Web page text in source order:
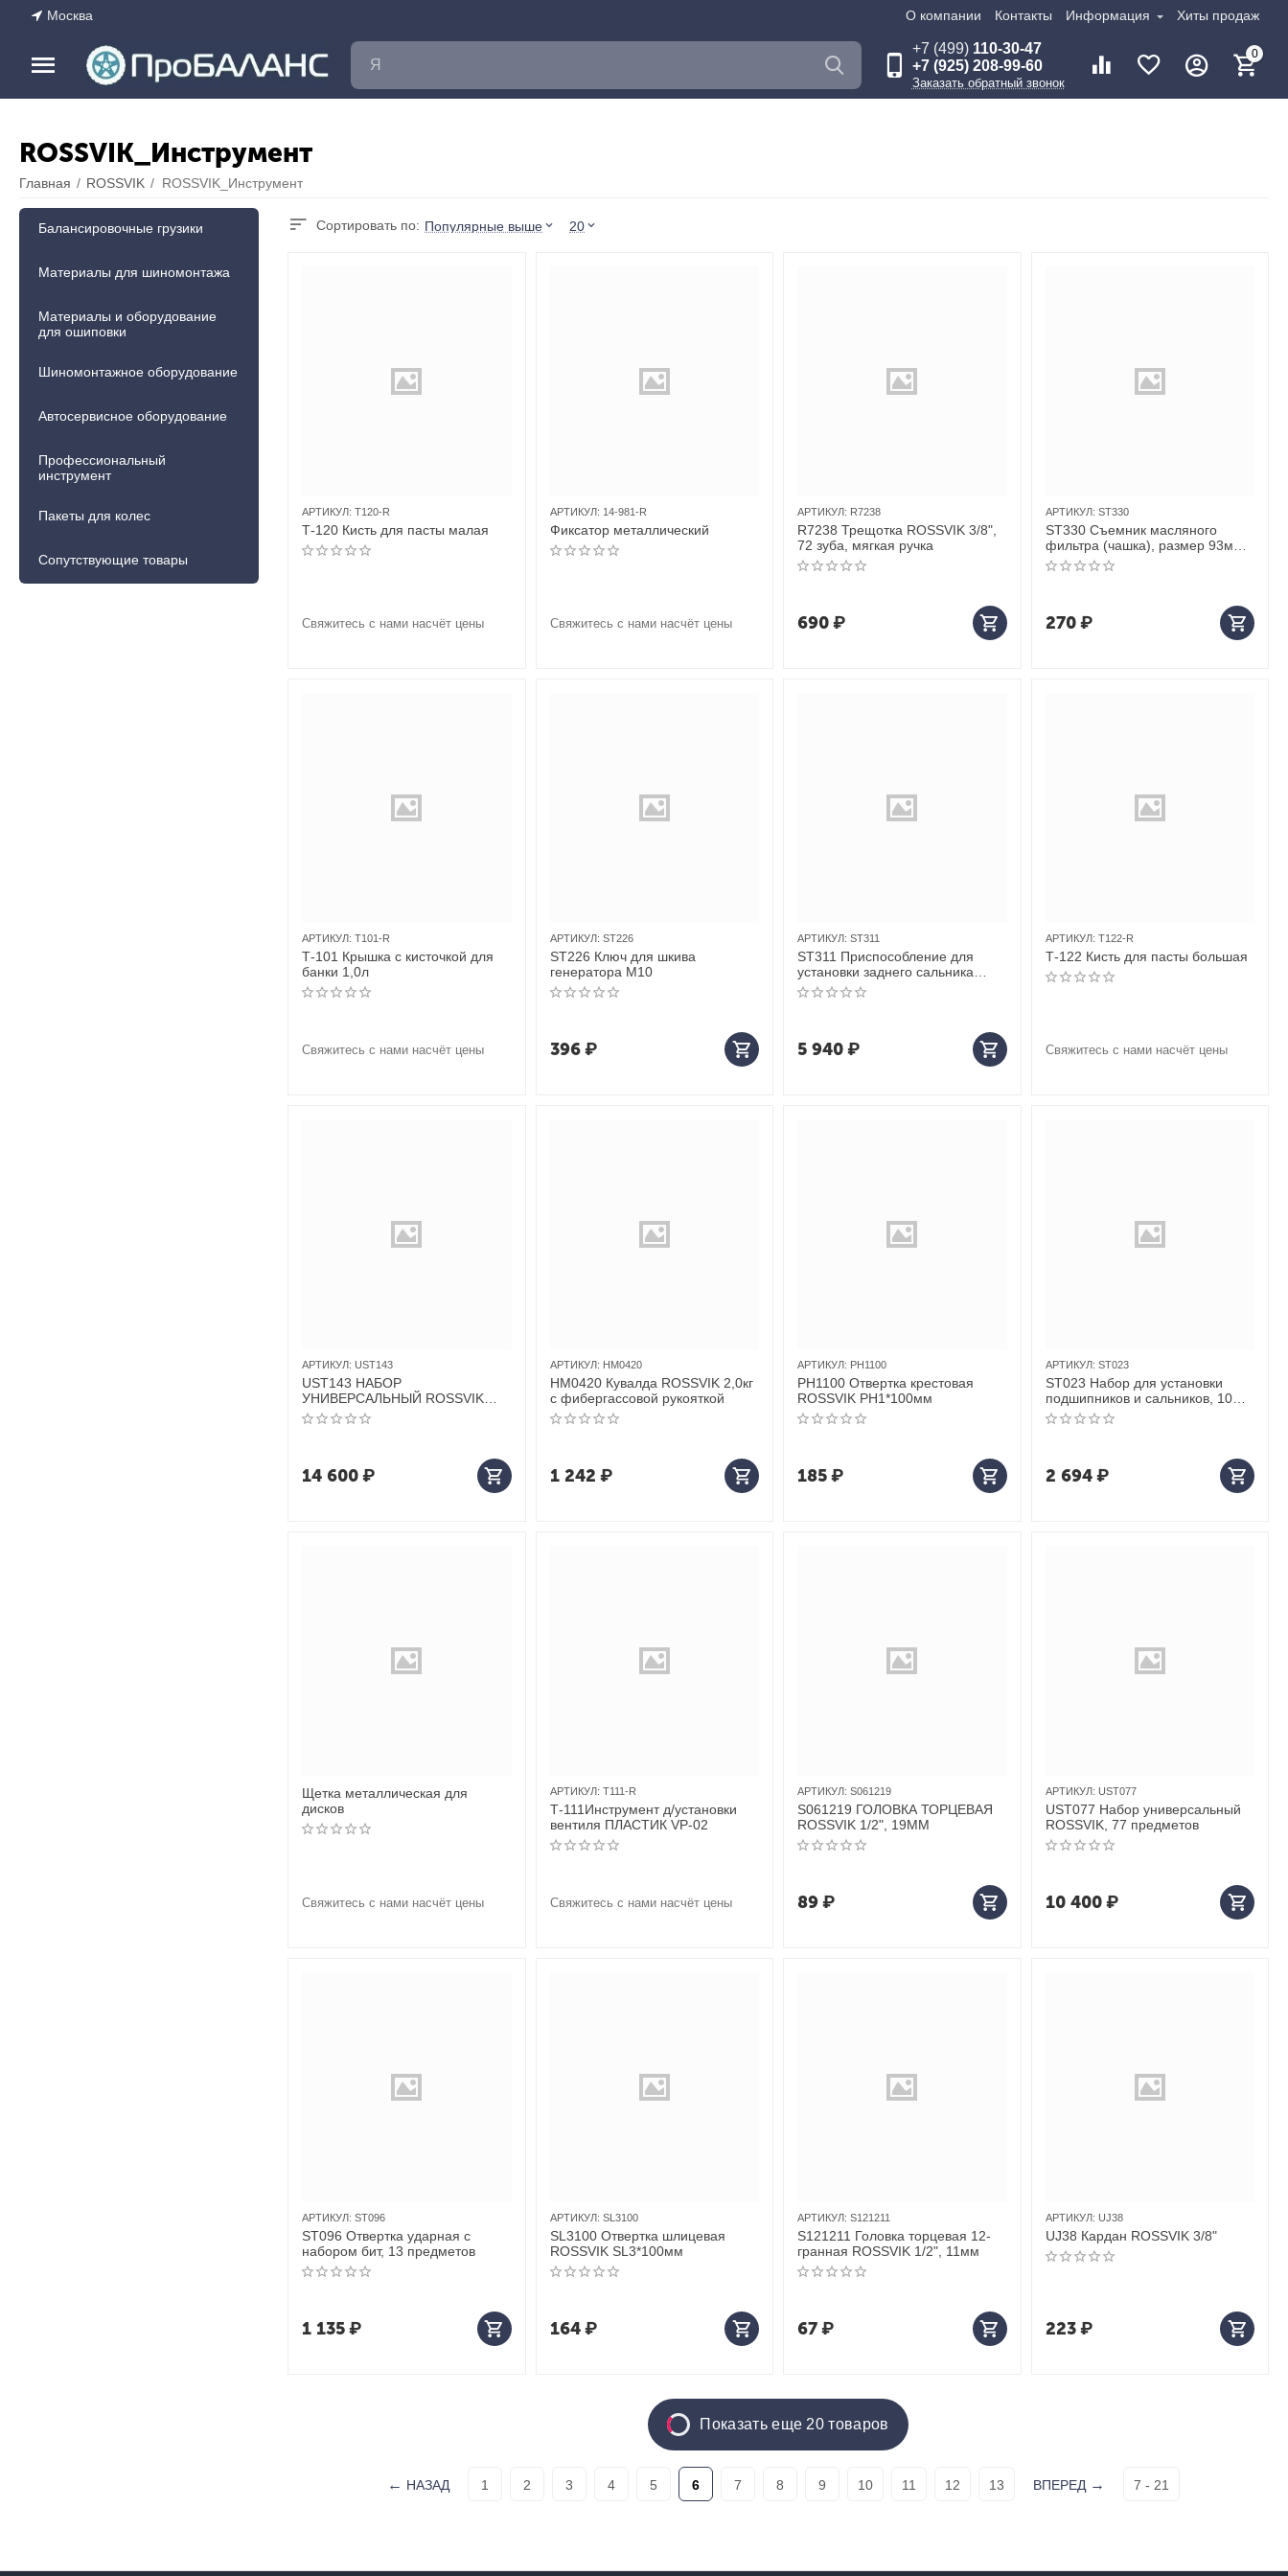
Москва О компании Контакты Информация Хиты продаж
+7 (499)110-30-47
+7 (925) 208-99-60
Заказать обратный звонок
0
ROSSVIK_Инструмент
Главная / ROSSVIK / ROSSVIK_Инструмент
Сортировать по: Популярные выше 20
АРТИКУЛ: T120-R
Т-120 Кисть для пасты малая
Свяжитесь с нами насчёт цены
АРТИКУЛ: 14-981-R
Фиксатор металлический
Свяжитесь с нами насчёт цены
АРТИКУЛ: R7238
R7238 Трещотка ROSSVIK 3/8",
72 зуба, мягкая ручка
690₽
АРТИКУЛ: ST330
ST330 Съемник масляного
фильтра (чашка), размер 93мм х
36F, 3/8’’DR (MOTORCRAFT для
FL1A, FLA1B
270 ₽
АРТИКУЛ: T101-R
Т-101 Крышка с кисточкой для
банки 1,0л
Свяжитесь с нами насчёт цены
АРТИКУЛ: ST226
ST226 Ключ для шкива
генератора M10
396 ₽
АРТИКУЛ: ST311
ST311 Приспособление для
установки заднего сальника
коленвала для ISUZU
(4JB1/4JG2, 130HP/150HP)
5 940₽
АРТИКУЛ: T122-R
Т-122 Кисть для пасты большая
Свяжитесь с нами насчёт цены
АРТИКУЛ: UST143
UST143 НАБОР
УНИВЕРСАЛЬНЫЙ ROSSVIK
143ПР
14 600₽
АРТИКУЛ: HM0420
HM0420 Кувалда ROSSVIK 2,0кг
с фибергассовой рукояткой
1 242 ₽
АРТИКУЛ: PH1100
PH1100 Отвертка крестовая
ROSSVIK PH1*100мм
185₽
АРТИКУЛ: ST023
ST023 Набор для установки
подшипников и сальников, 10
предметов
2 694 ₽
Щетка металлическая для
дисков
Свяжитесь с нами насчёт цены
АРТИКУЛ: T111-R
Т-111Инструмент д/установки
вентиля ПЛАСТИК VP-02
Свяжитесь с нами насчёт цены
АРТИКУЛ: S061219
S061219 ГОЛОВКА ТОРЦЕВАЯ
ROSSVIK 1/2", 19ММ
89₽
АРТИКУЛ: UST077
UST077 Набор универсальный
ROSSVIK, 77 предметов
10 400 ₽
АРТИКУЛ: ST096
ST096 Отвертка ударная с
набором бит, 13 предметов
1 135₽
АРТИКУЛ: SL3100
SL3100 Отвертка шлицевая
ROSSVIK SL3*100мм
164 ₽
АРТИКУЛ: S121211
S121211 Головка торцевая 12-
гранная ROSSVIK 1/2", 11мм
67₽
АРТИКУЛ: UJ38
UJ38 Кардан ROSSVIK 3/8"
223 ₽
Показать еще 20 товаров
НАЗАД 1 2 3 4 5 6 7 8 9 10 11 12 13 ВПЕРЕД 7 - 21
Балансировочные грузики
Материалы для шиномонтажа
Материалы и оборудование
для ошиповки
Шиномонтажное оборудование
Автосервисное оборудование
Профессиональный
инструмент
Пакеты для колес
Сопутствующие товары